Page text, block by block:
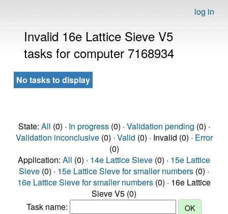
log in
Invalid 16e Lattice Sieve V5
tasks for computer 7168934
No tasks to display
State: All (0) · In progress(0) · Validation pending (0) ·
Validation inconclusive(0) · Valid (0) · Invalid (0) · Error
(0)
Application: All (0) · 14e Lattice Sieve (0) · 15e Lattice
Sieve (0) · 15e Lattice Sieve for smaller numbers (0) ·
16e Lattice Sieve for smaller numbers (0) · 16e Lattice
Sieve V5 (0)
Task name: